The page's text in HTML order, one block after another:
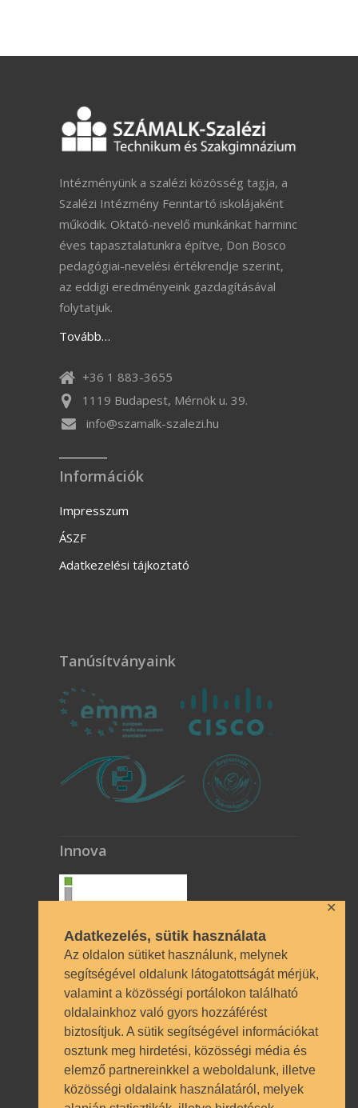
Adatkezelés, sütik használata
Az oldalon sütiket használunk, melynek
segítségével oldalunk látogatottságát mérjük,
valamint a közösségi portálokon található
oldalainkhoz való gyors hozzáférést
biztosítjuk. A sütik segítségével információkat
osztunk meg hirdetési, közösségi média és
elemző partnereinkkel a weboldalunk, illetve
közösségi oldalaink használatáról, melyek
✕
Intézményünk a szalézi közösség tagja, a
Szalézi Intézmény Fenntartó iskolájaként
működik. Oktató-nevelő munkánkat harminc
éves tapasztalatunkra építve, Don Bosco
pedagógiai-nevelési értékrendje szerint,
az eddigi eredményeink gazdagításával
folytatjuk.
Tovább…
+36 1 883-3655
1119 Budapest, Mérnök u. 39.
info@szamalk-szalezi.hu
Információk
Impresszum
ÁSZF
Adatkezelési tájkoztató
Tanúsítványaink
Innova
Technikai azonosítók
OM azonosító 035490 | Működési
engedély BP/1009/03987/2023.
Nyilvántartásba vételi szám TSzI034